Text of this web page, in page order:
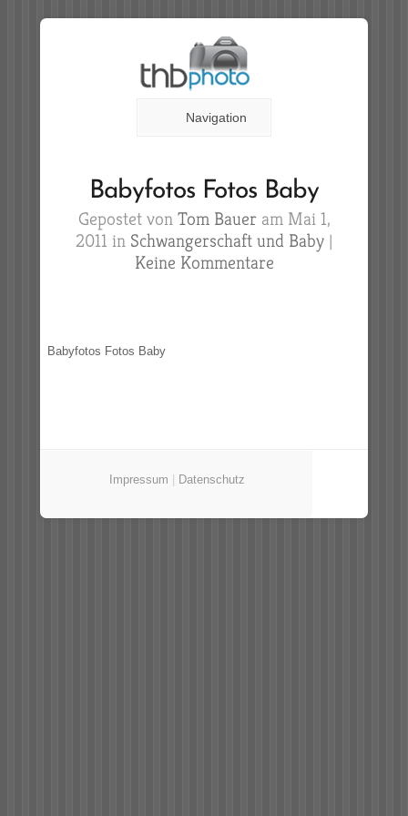
Navigation
Babyfotos Fotos Baby
Gepostet von Tom Baueram Mai 1,
2011 in Schwangerschaft und Baby |
Keine Kommentare
Babyfotos Fotos Baby
Impressum Datenschutz